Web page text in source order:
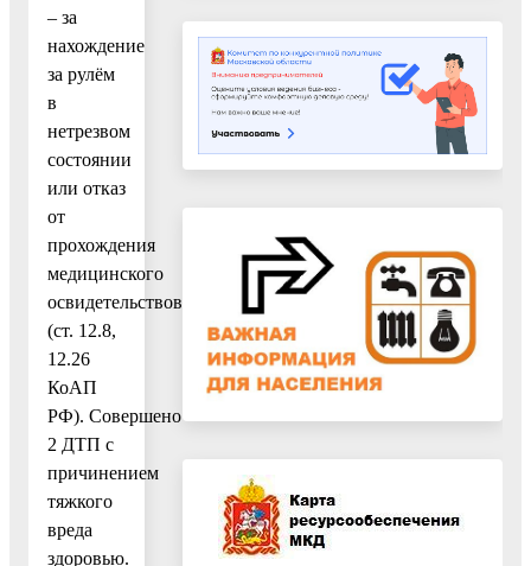
– за
нахождение
за рулём
в
нетрезвом
состоянии
или отказ
от
прохождения
медицинского
освидетельствования
(ст. 12.8,
12.26
КоАП
РФ). Совершено
2 ДТП с
причинением
тяжкого
вреда
здоровью.